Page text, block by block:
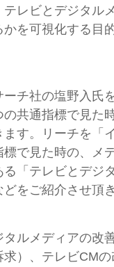
レビとデジタル
を可視化する目
チ社の塩野入氏
共通指標で見た
す。リーチを「
で見た時の、メ
「テレビとデジ
をご紹介させ頂
ルメディアの改
）、テレビCM